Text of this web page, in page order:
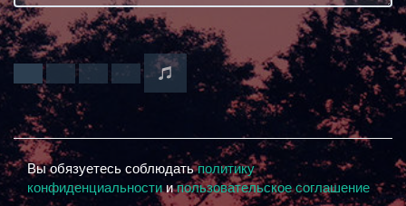
Вы обязуетесь соблюдатьполитику
конфиденциальностиипользовательское соглашение